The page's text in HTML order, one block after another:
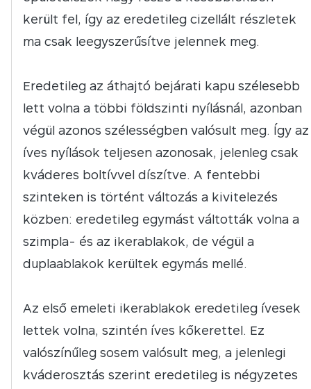
került fel, így az eredetileg cizellált részletek
ma csak leegyszerűsítve jelennek meg.
Eredetileg az áthajtó bejárati kapu szélesebb
lett volna a többi földszinti nyílásnál, azonban
végül azonos szélességben valósult meg. Így az
íves nyílások teljesen azonosak, jelenleg csak
kváderes boltívvel díszítve. A fentebbi
szinteken is történt változás a kivitelezés
közben: eredetileg egymást váltották volna a
szimpla- és az ikerablakok, de végül a
duplaablakok kerültek egymás mellé.
Az első emeleti ikerablakok eredetileg ívesek
lettek volna, szintén íves kőkerettel. Ez
valószínűleg sosem valósult meg, a jelenlegi
kváderosztás szerint eredetileg is négyzetes